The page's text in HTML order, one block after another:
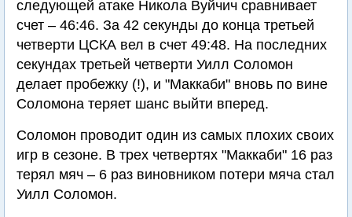
следующей атаке Никола Вуйчич сравнивает
счет – 46:46. За 42 секунды до конца третьей
четверти ЦСКА вел в счет 49:48. На последних
секундах третьей четверти Уилл Соломон
делает пробежку (!), и "Маккаби" вновь по вине
Соломона теряет шанс выйти вперед.
Соломон проводит один из самых плохих своих
игр в сезоне. В трех четвертях "Маккаби" 16 раз
терял мяч – 6 раз виновником потери мяча стал
Уилл Соломон.